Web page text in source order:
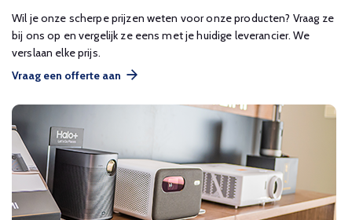
Wil je onze scherpe prijzen weten voor onze producten? Vraag ze
bij ons op en vergelijk ze eens met je huidige leverancier. We
verslaan elke prijs.
Vraag een offerte aan